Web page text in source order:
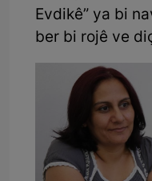
Evdikê” ya bi
ber bi rojê ve